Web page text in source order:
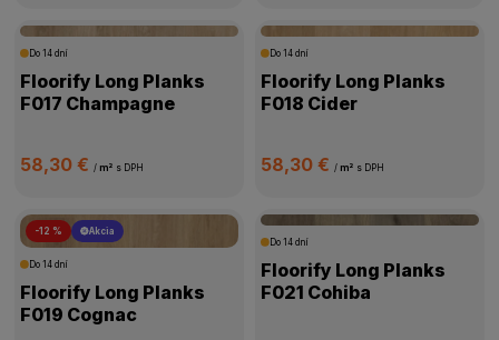
Do 14 dní
Floorify Long Planks
F017 Champagne
58,30 €/ m² s DPH
Do 14 dní
Floorify Long Planks
F018 Cider
58,30 € / m² s DPH
-12 % Akcia
Do 14 dní
Floorify Long Planks
F019 Cognac
Do 14 dní
Floorify Long Planks
F021 Cohiba